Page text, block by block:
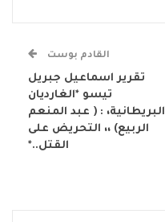
القادم بوست
تقرير اسماعيل جبريل
تيسو *الغارديان
البريطانية، : ( عبد المنعم
الربيع) ،، التحريض على
القتل..*